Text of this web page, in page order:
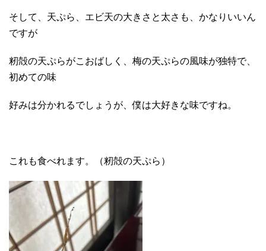
そして、天ぷら、エビ天の大きさと太さも、かなりいいん
ですが
籾殻の天ぷらがこおばしく、梅の天ぷらの風味が独特で、
初めての味
好みは分かれるでしょうが、僕は大好きな味ですね。
これも食べれます。（籾殻の天ぷら）